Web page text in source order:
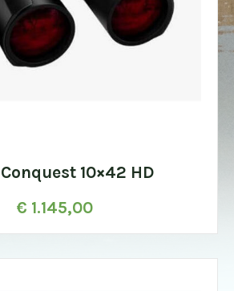
10×42 HD
€ 1.145,00